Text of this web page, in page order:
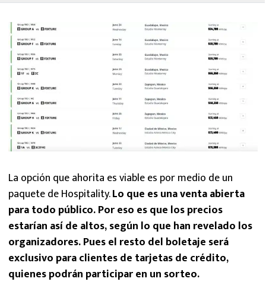
La opción que ahorita es viable es por medio de un
paquete de Hospitality.Lo que es una venta abierta
para todo público. Por eso es que los precios
estarían así de altos, según lo que han revelado los
organizadores. Pues el resto del boletaje será
exclusivo para clientes de tarjetas de crédito,
quienes podrán participar en un sorteo.